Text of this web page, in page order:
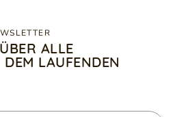
ALLE
LAUFENDEN